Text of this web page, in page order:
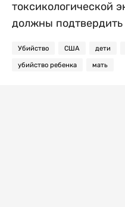
токсикологической
должны
Убийство США дети
убийство ребенка мать